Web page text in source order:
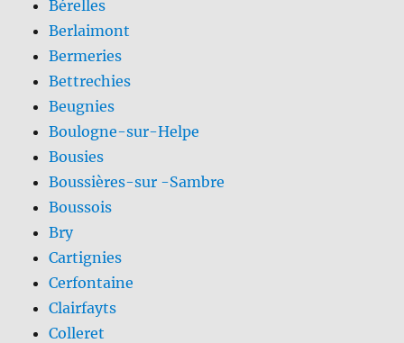
Bérelles
Berlaimont
Bermeries
Bettrechies
Beugnies
Boulogne-sur-Helpe
Bousies
Boussières-sur -Sambre
Boussois
Bry
Cartignies
Cerfontaine
Clairfayts
Colleret